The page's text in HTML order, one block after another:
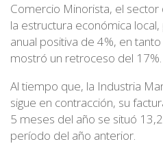
Comercio Minorista, el
la estructura económica
anual positiva de 4%, en
mostró un retroceso del 17%.
Al tiempo que, la Industria
sigue en contracción, su
5 meses del año se situó
período del año anterior.